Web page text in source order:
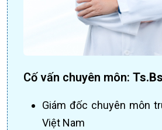
Cố vấn chuyên môn:
Giám đốc chuyên môn
Việt Nam